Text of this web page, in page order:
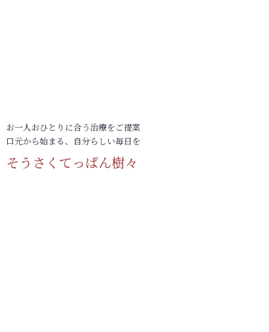
お一人おひとりに合う治療をご提案
口元から始まる、自分らしい毎日を
そうさくてっぱん樹々